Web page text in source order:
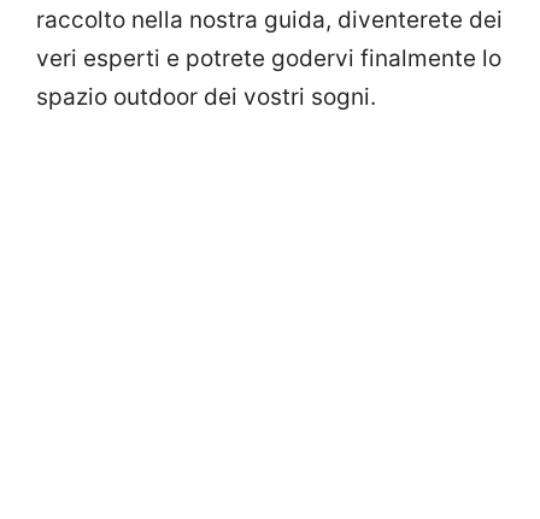
raccolto nella nostra guida, diventerete dei
veri esperti e potrete godervi finalmente lo
spazio outdoor dei vostri sogni.